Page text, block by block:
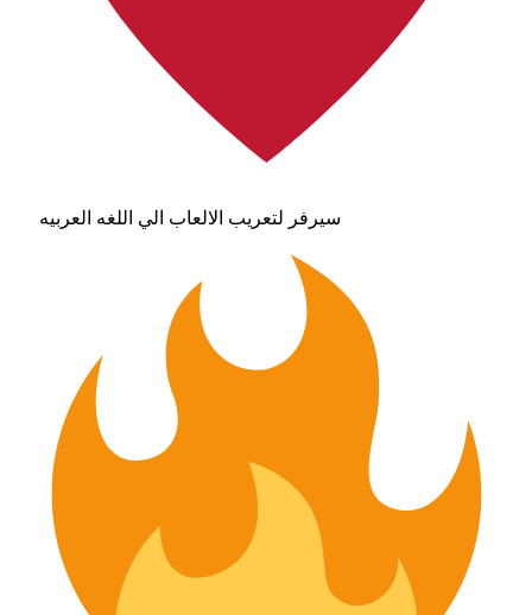
سيرفر لتعريب الالعاب الي اللغه العربيه